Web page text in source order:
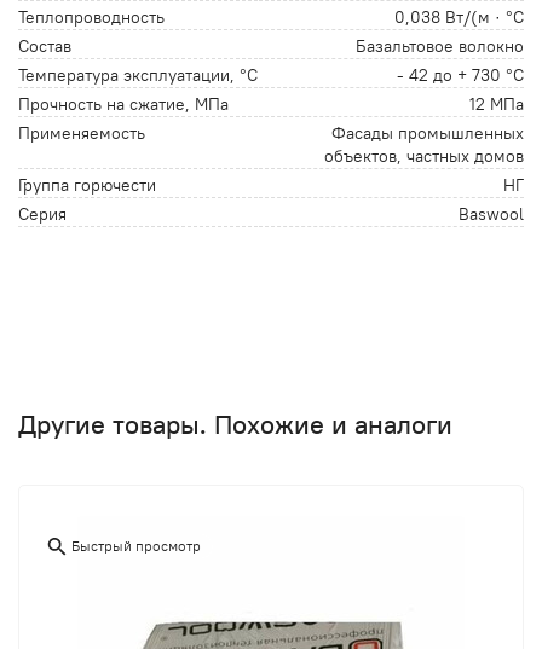
Теплопроводность
0,038 Вт/(м · °С
Состав
Базальтовое волокно
Температура эксплуатации, °С
- 42 до + 730 °С
Прочность на сжатие, МПа
12 МПа
Применяемость
Фасады промышленных
объектов, частных домов
Группа горючести
НГ
Серия
Baswool
Другие товары. Похожие и аналоги
Быстрый просмотр